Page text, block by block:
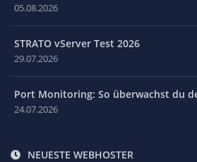
05.08.2026
STRATO vServer Test 2026
29.07.2026
Port Monitoring: So überwachst du
24.07.2026
NEUESTE WEBHOSTER